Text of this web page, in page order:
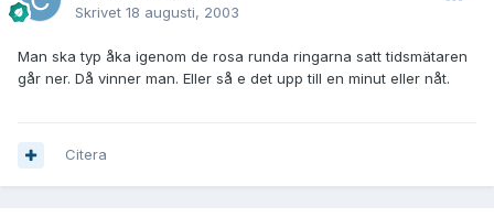
Skrivet 18 augusti, 2003
Man ska typ åka igenom de rosa runda ringarna satt tidsmätaren
går ner. Då vinner man. Eller så e det upp till en minut eller nåt.
Citera